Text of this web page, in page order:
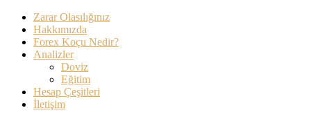
Zarar Olasılığınız
Hakkımızda
Forex Koçu Nedir?
Analizler
Doviz
Eğitim
Hesap Çeşitleri
İletişim